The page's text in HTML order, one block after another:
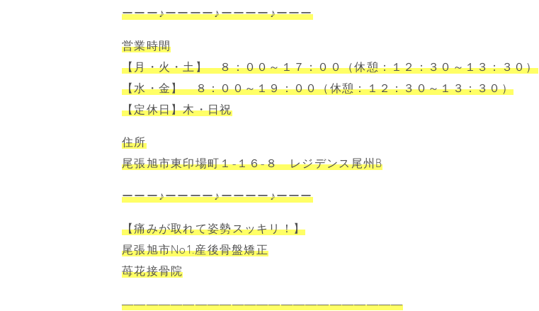
ーーー♪ーーーー♪ーーーー♪ーーー
営業時間
【月・火・土】 ８：００～１７：００（休憩：１２：３０～１３：３０）
【水・金】 ８：００～１９：００（休憩：１２：３０～１３：３０）
【定休日】木・日祝
住所
尾張旭市東印場町１-１６-８ レジデンス尾州B
ーーー♪ーーーー♪ーーーー♪ーーー
【痛みが取れて姿勢スッキリ！】
尾張旭市No1.産後骨盤矯正
苺花接骨院
―――――――――――――――――――――――